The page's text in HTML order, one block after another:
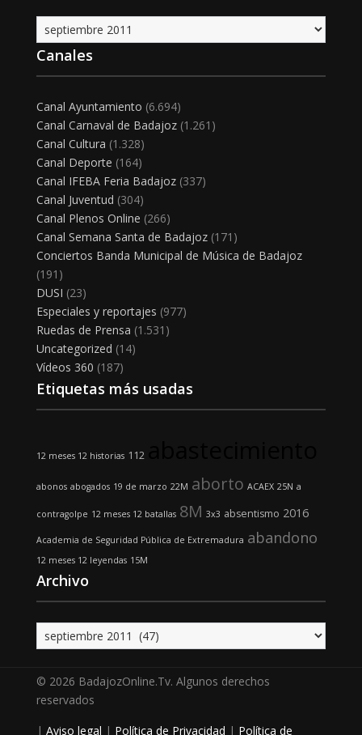
Archivo
Canales
Canal Ayuntamiento (6.694)
Canal Carnaval de Badajoz(1.261)
Canal Cultura (1.328)
Canal Deporte (164)
Canal IFEBA Feria Badajoz(337)
Canal Juventud (304)
Canal Plenos Online (266)
Canal Semana Santa de Badajoz(171)
Conciertos Banda Municipal de Música de Badajoz
(191)
DUSI (23)
Especiales y reportajes (977)
Ruedas de Prensa (1.531)
Uncategorized (14)
Vídeos 360 (187)
Etiquetas más usadas
12 meses 12 historias 112
abonos abogados 19 de marzo 22M aborto ACAEX 25N a
contragolpe 12 meses 12 batallas 8M 3x3 absentismo 2016
Academia de Seguridad Pública de Extremadura abandono
12 meses 12 leyendas 15M
Archivo
Archivo
© 2026 BadajozOnline.Tv. Algunos derechos
reservados
| Aviso legal | Política de Privacidad | Política de